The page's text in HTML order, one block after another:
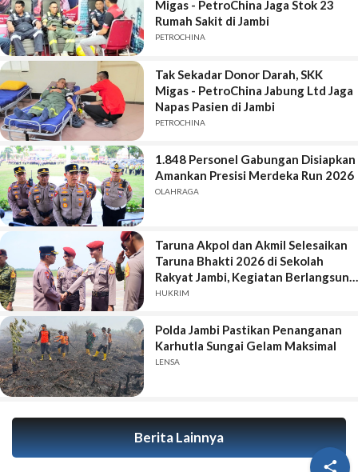

Migas - PetroChina Jaga Stok 23
Rumah Sakit di Jambi
PETROCHINA
Tak Sekadar Donor Darah, SKK
Migas - PetroChina Jabung Ltd Jaga
Napas Pasien di Jambi
PETROCHINA
1.848 Personel Gabungan Disiapkan
Amankan Presisi Merdeka Run 2026
OLAHRAGA
Taruna Akpol dan Akmil Selesaikan
Taruna Bhakti 2026 di Sekolah
Rakyat Jambi, Kegiatan Berlangsung
Aman dan Lancar
HUKRIM
Polda Jambi Pastikan Penanganan
Karhutla Sungai Gelam Maksimal
LENSA
Berita Lainnya